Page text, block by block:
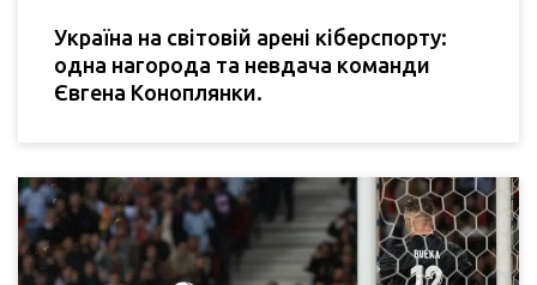
Україна на світовій арені кіберспорту:
одна нагорода та невдача команди
Євгена Коноплянки.